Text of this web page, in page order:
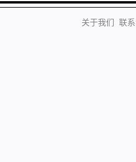
关于我们 联